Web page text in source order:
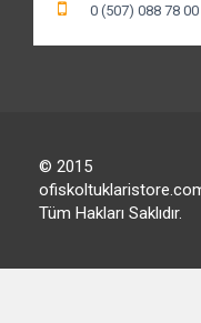
0 (216) 611 58 51
© 2015
ofiskoltuklaristore.com.